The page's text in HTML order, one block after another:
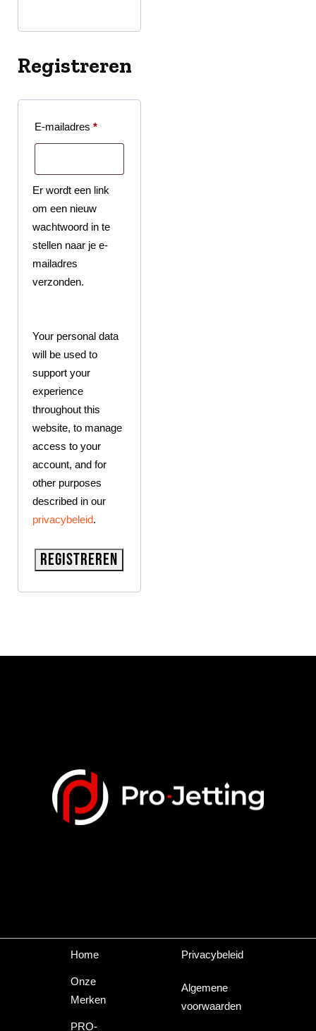
Registreren
E-mailadres *
Er wordt een link
om een nieuw
wachtwoord in te
stellen naar je e-
mailadres
verzonden.
Your personal data
will be used to
support your
experience
throughout this
website, to manage
access to your
account, and for
other purposes
described in our
privacybeleid.
Registreren
Home
Onze
Merken
PRO-
Privacybeleid
Algemene
voorwaarden